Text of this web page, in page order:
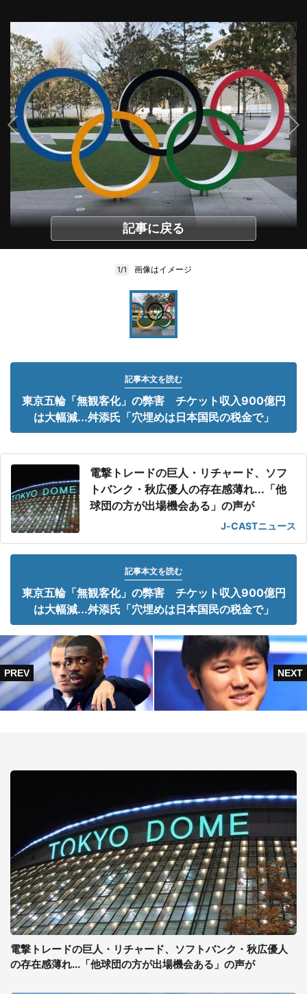
記事に戻る
1/1 画像はイメージ
記事本文を読む
東京五輪「無観客化」の弊害 チケット収入900億円
は大幅減...舛添氏「穴埋めは日本国民の税金で」
電撃トレードの巨人・リチャード、ソフ
トバンク・秋広優人の存在感薄れ...「他
球団の方が出場機会ある」の声が
J-CASTニュース
記事本文を読む
東京五輪「無観客化」の弊害 チケット収入900億円
は大幅減...舛添氏「穴埋めは日本国民の税金で」
電撃トレードの巨人・リチャード、ソフトバンク・秋広優人
の存在感薄れ...「他球団の方が出場機会ある」の声が